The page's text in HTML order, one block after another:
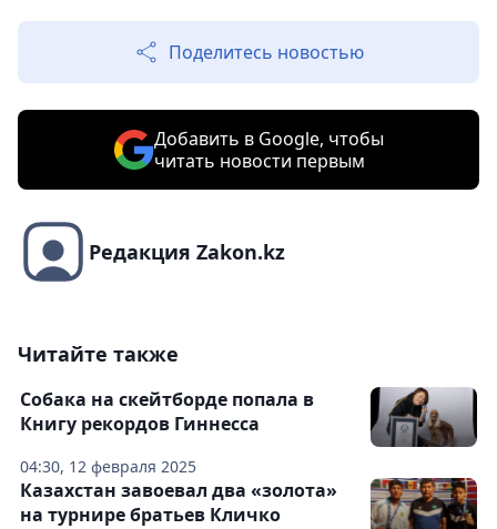
Поделитесь новостью
Добавить в Google, чтобы
читать новости первым
Редакция Zakon.kz
Читайте также
04:30, 12 февраля 2025
Собака на скейтборде попала в
Книгу рекордов Гиннесса
Казахстан завоевал два «золота»
на турнире братьев Кличко